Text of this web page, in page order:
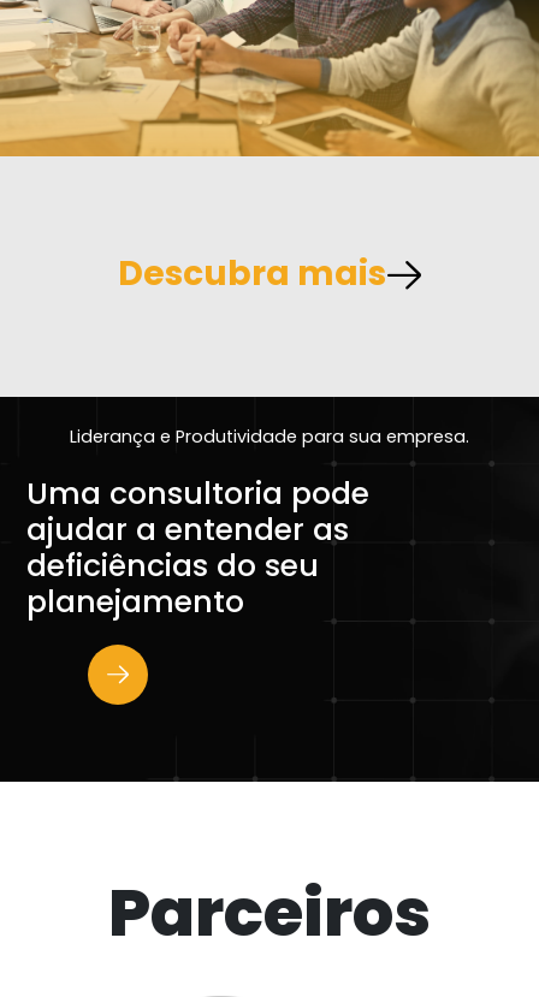
Descubra mais
Liderança e Produtividade para sua empresa.
Uma consultoria pode
ajudar a entender as
deficiências do seu
planejamento
Parceiros